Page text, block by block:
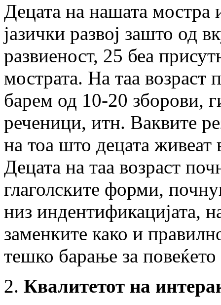
Децата на нашата мостра
јазички развој зашто од
развиеност, 25 беа
мострата. На таа возраст
барем од 10-20 зборови,
реченици, итн. Ваквите
на тоа што децата живеат
Децата на таа возраст
глаголските форми,
низ индентификацијата,
заменките како и
тешко барање за повеќето
Квалитетот на